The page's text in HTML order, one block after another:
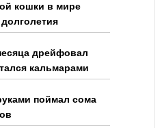
кошки в мире
дрейфовал
кальмарами
поймал сома